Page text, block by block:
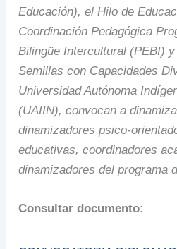
Educación), el Hilo de
Coordinación Pedagógica
Bilingüe Intercultural (PEBI)
Semillas con Capacidades
Universidad Autónoma
(UAIIN), convocan a
dinamizadores psico-
educativas, coordinadores
dinamizadores del programa
Consultar documento: